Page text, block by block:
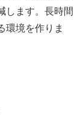
します。長時間
環境を作りま